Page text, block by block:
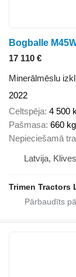
Bogballe
17 110 €
Minerālmēslu
2022
Celtspēja 4 500
Pašmasa 660 kg
Nepieciešamā
Latvija, Klives
Trimen Tractors